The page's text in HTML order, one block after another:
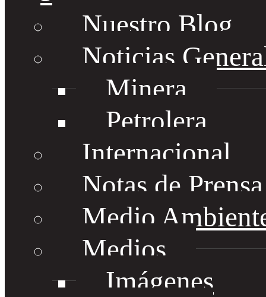
Nuestro Blog
Noticias
Minera
Petrolera
Internacional
Notas de
Medio
Medios
Imágenes